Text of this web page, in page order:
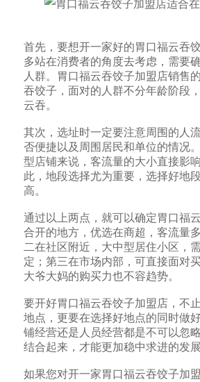
首先，要想开一家好的胃口福云吞
多站在消费者的角度去考虑，需要
人群。胃口福云吞饺子加盟店销售
吞饺子，面对的人群不分年龄阶段
云吞。
其次，选址时一定要注意周围的人
否便捷以及周围居民和单位的情况
型店铺来说，客流量的大小直接影
此，地段选择尤为重要，选择好地
高。
通过以上两点，就可以确定胃口福
合开的地方，优选在商超，客流量
二在社区附近，大中型居住小区，
定；第三在市场内部，可直接面对
大爷大妈的购买力也不容趋势。
要开好胃口福云吞饺子加盟店，不
地点，更要在选择好地点的同时做
铺经营还是人员经营都是不可以忽
结合起来，才能更加稳中求进的发展
如果您对开一家胃口福云吞饺子加